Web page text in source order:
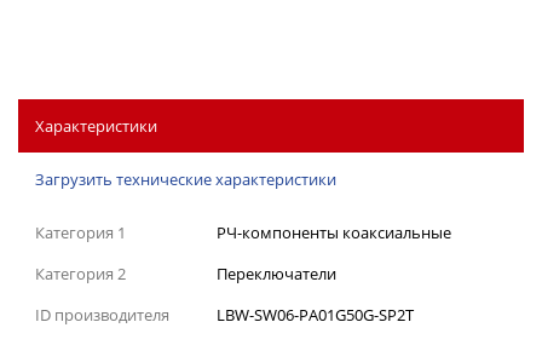
Характеристики
Загрузить технические характеристики
Категория 1
РЧ-компоненты коаксиальные
Категория 2
Переключатели
ID производителя
LBW-SW06-PA01G50G-SP2T